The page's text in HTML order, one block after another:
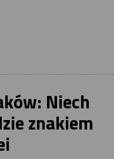
Niech
znakiem